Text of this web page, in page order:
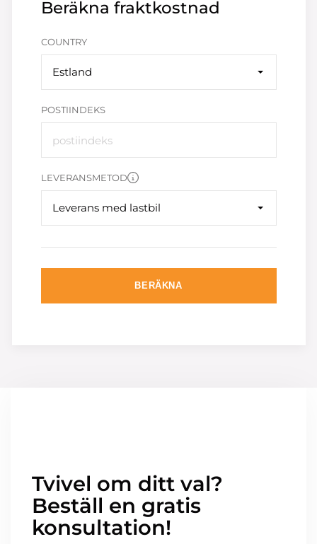
Beräkna fraktkostnad
COUNTRY
Estland
POSTIINDEKS
LEVERANSMETOD
Leverans med lastbil
BERÄKNA
Tvivel om ditt val?
Beställ en gratis
konsultation!